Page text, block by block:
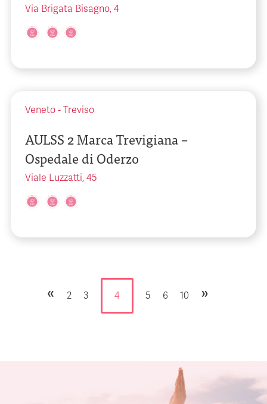
Via Brigata Bisagno, 4
Veneto - Treviso
AULSS 2 Marca Trevigiana –
Ospedale di Oderzo
Viale Luzzatti, 45
« 2 3 4 5 6 10 »